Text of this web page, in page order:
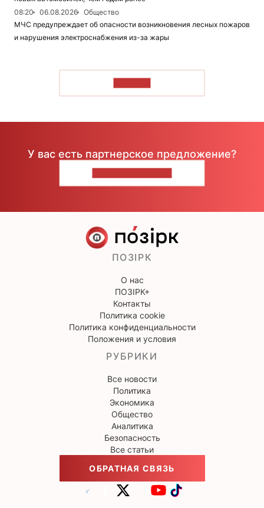
08:20
06.08.2026
Общество
МЧС предупреждает об опасности возникновения лесных пожаров
и нарушения электроснабжения из-за жары
У вас есть партнерское предложение?
ПОЗІРК
О нас
ПОЗІРК+
Контакты
Политика cookie
Политика конфиденциальности
Положения и условия
РУБРИКИ
Все новости
Политика
Экономика
Общество
Аналитика
Безопасность
Все статьи
ОБРАТНАЯ СВЯЗЬ